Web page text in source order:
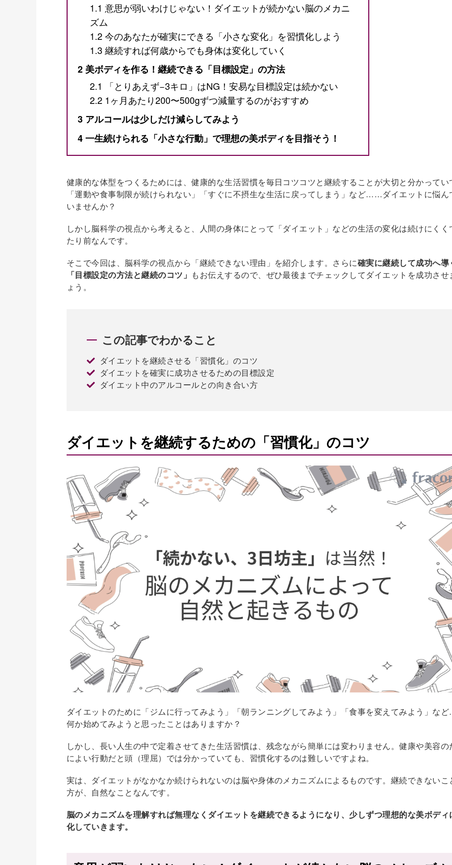
1.1 意思が弱いわけじゃない！ダイエットが続かない脳のメカニ
ズム
1.2今のあなたが確実にできる「小さな変化」を習慣化しよう
1.3 継続すれば何歳からでも身体は変化していく
2 美ボディを作る！継続できる「目標設定」の方法
2.1
「とりあえず−3キロ」はNG！安易な目標設定は続かない
2.2 1ヶ月あたり200〜500gずつ減量するのがおすすめ
3 アルコールは少しだけ減らしてみよう
4一生続けられる「小さな行動」で理想の美ボディを目指そう！
健康的な体型をつくるためには、健康的な生活習慣を毎日コツコツと継続することが大切と分かってい
「運動や食事制限が続けられない」「すぐに不摂生な生活に戻ってしまう」など……ダイエットに悩ん
いませんか？
しかし脳科学の視点から考えると、人間の身体にとって「ダイエット」などの生活の変化は続けにくく
たり前なんです。
そこで今回は、脳科学の視点から「継続できない理由」を紹介します。さらに確実に継続して成功へ導
「目標設定の方法と継続のコツ」 もお伝えするので、ぜひ最後までチェックしてダイエットを成功させ
ょう。
この記事でわかること
ダイエットを継続させる「習慣化」のコツ
ダイエットを確実に成功させるための目標設定
ダイエット中のアルコールとの向き合い方
ダイエットを継続するための「習慣化」のコツ
ダイエットのために「ジムに行ってみよう」「朝ランニングしてみよう」「食事を変えてみよう」な
何か始めてみようと思ったことはありますか？
しかし、長い人生の中で定着させてきた生活習慣は、残念ながら簡単には変わりません。健康や美容の
によい行動だと頭（理屈）では分かっていても、習慣化するのは難しいですよね。
実は、ダイエットがなかなか続けられないのは脳や身体のメカニズムによるものです。継続できないこ
方が、自然なことなんです。
脳のメカニズムを理解すれば無理なくダイエットを継続できるようになり、少しずつ理想的な美ボディ
化していきます。